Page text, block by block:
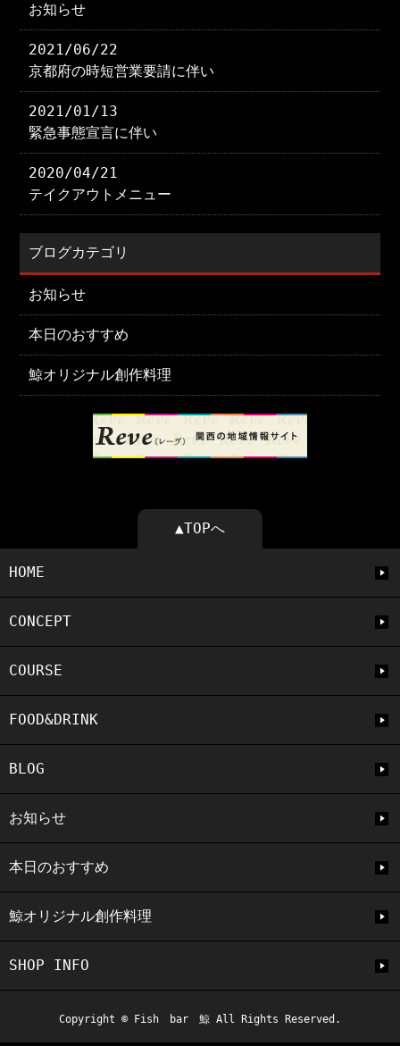
お知らせ
2021/06/22
京都府の時短営業要請に伴い
2021/01/13
緊急事態宣言に伴い
2020/04/21
テイクアウトメニュー
ブログカテゴリ
お知らせ
本日のおすすめ
鯨オリジナル創作料理
▲TOPへ
HOME
CONCEPT
COURSE
FOOD&DRINK
BLOG
お知らせ
本日のおすすめ
鯨オリジナル創作料理
SHOP INFO
Copyright © Fish bar 鯨 All Rights Reserved.